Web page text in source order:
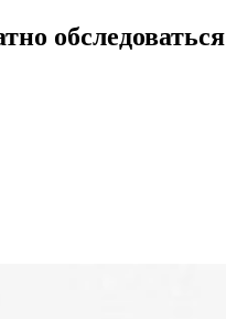
обследоваться